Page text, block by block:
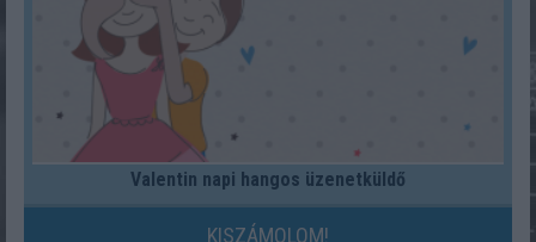
Valentin napi hangos üzenetküldő
KISZÁMOLOM!